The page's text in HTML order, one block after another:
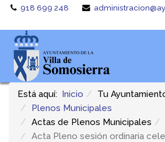
918 699 248
Está aquí: Inicio
Tu
Plenos Municipales
Actas de Plenos Municipales
Acta Pleno sesión ordinaria